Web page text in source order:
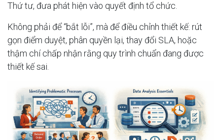
Thứ tư, đưa phát hiện vào quyết định tổ chức.
Không phải để “bắt lỗi”, mà để điều chỉnh thiết kế: rút
gọn điểm duyệt, phân quyền lại, thay đổi SLA, hoặc
thậm chí chấp nhận rằng quy trình chuẩn đang được
thiết kế sai.